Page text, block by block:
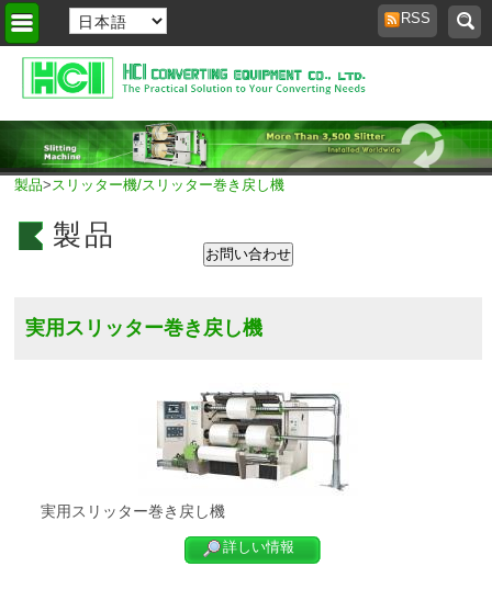
RSS
製品>スリッター機/スリッター巻き戻し機
製品
実用スリッター巻き戻し機
実用スリッター巻き戻し機
詳しい情報